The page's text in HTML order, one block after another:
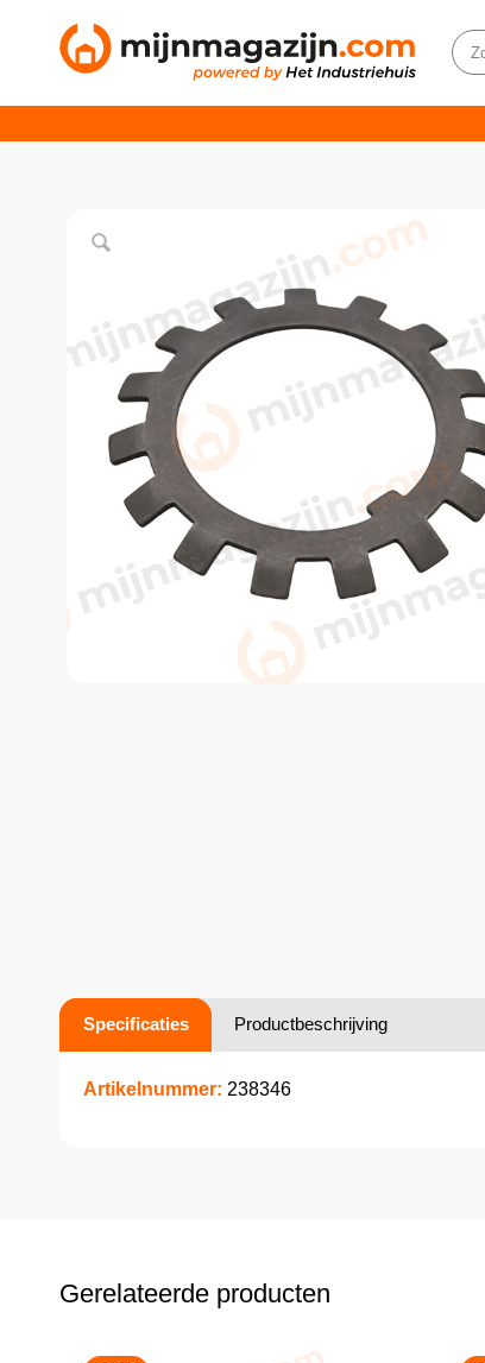
Specificaties Productbeschrijving
Artikelnummer: 238346
Gerelateerde producten